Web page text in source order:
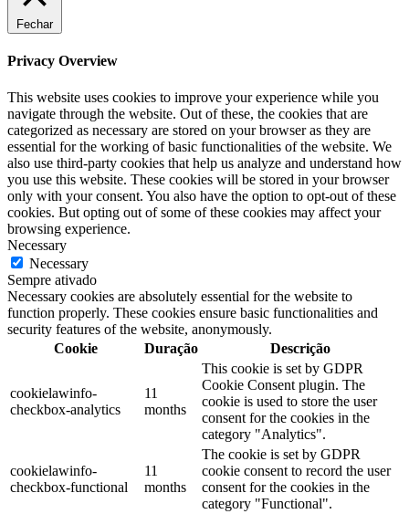
Fechar
Privacy Overview
This website uses cookies to improve your experience while you
navigate through the website. Out of these, the cookies that are
categorized as necessary are stored on your browser as they are
essential for the working of basic functionalities of the website. We
also use third-party cookies that help us analyze and understand how
you use this website. These cookies will be stored in your browser
only with your consent. You also have the option to opt-out of these
cookies. But opting out of some of these cookies may affect your
browsing experience.
Necessary
Necessary
Sempre ativado
Necessary cookies are absolutely essential for the website to
function properly. These cookies ensure basic functionalities and
security features of the website, anonymously.
Cookie
Duração Descrição
cookielawinfo-
checkbox-analytics
11
months
This cookie is set by GDPR
Cookie Consent plugin. The
cookie is used to store the user
consent for the cookies in the
category "Analytics".
cookielawinfo-
checkbox-functional
11
months
The cookie is set by GDPR
cookie consent to record the user
consent for the cookies in the
category "Functional".